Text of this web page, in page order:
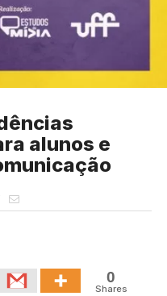
alunos e
0
Shares